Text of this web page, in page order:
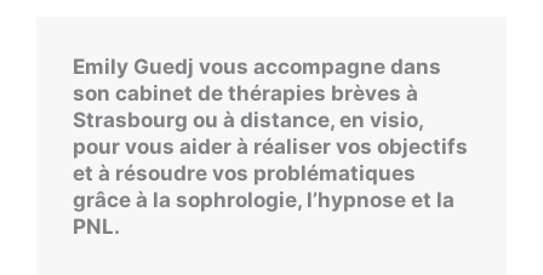
Emily Guedj vous accompagne dans
son cabinet de thérapies brèves à
Strasbourg ou à distance, en visio,
pour vous aider à réaliser vos objectifs
et à résoudre vos problématiques
grâce à la sophrologie, l’hypnose et la
PNL.